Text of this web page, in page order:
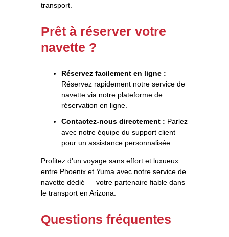
transport.
Prêt à réserver votre
navette ?
Réservez facilement en ligne :
Réservez rapidement notre service de
navette via notre plateforme de
réservation en ligne.
Contactez-nous directement : Parlez
avec notre équipe du support client
pour un assistance personnalisée.
Profitez d'un voyage sans effort et luxueux
entre Phoenix et Yuma avec notre service de
navette dédié — votre partenaire fiable dans
le transport en Arizona.
Questions fréquentes